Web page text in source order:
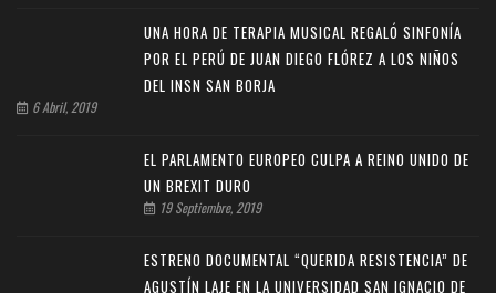
UNA HORA DE TERAPIA MUSICAL REGALÓ SINFONÍA
POR EL PERÚ DE JUAN DIEGO FLÓREZ A LOS NIÑOS
DEL INSN SAN BORJA
6 Abril, 2019
EL PARLAMENTO EUROPEO CULPA A REINO UNIDO DE
UN BREXIT DURO
19 Septiembre, 2019
ESTRENO DOCUMENTAL “QUERIDA RESISTENCIA” DE
AGUSTÍN LAJE EN LA UNIVERSIDAD SAN IGNACIO DE